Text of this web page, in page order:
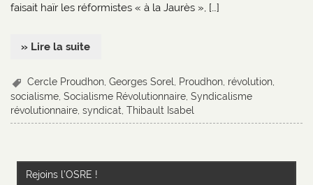
faisait haïr les réformistes « à la Jaurès », […]
» Lire la suite
Cercle Proudhon ,Georges Sorel Proudhon révolution
socialisme ,Socialisme Révolutionnaire ,Syndicalisme
révolutionnaire ,syndicat ,Thibault Isabel
Rejoins l’OSRE !